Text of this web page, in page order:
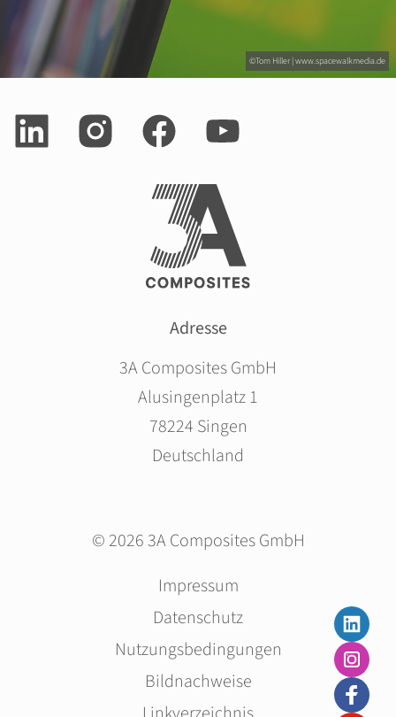
©Tom Hiller | www.spacewalkmedia.de
Adresse
3A Composites GmbH
Alusingenplatz 1
78224 Singen
Deutschland
© 2026 3A Composites GmbH
Navigation
überspringen
Impressum
Datenschutz
Nutzungsbedingungen
Bildnachweise